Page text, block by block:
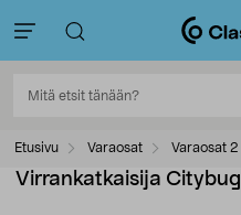
Etusivu Varaosat Varaosat 2
Virrankatkaisija Citybug